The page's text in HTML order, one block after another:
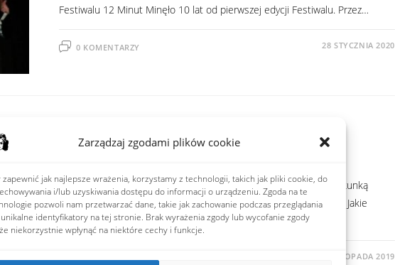
Zarządzaj zgodami plików cookie
zapewnić jak najlepsze wrażenia, korzystamy z technologii, takich jak pliki cookie, do
i/lub uzyskiwania dostępu do informacji o urządzeniu. Zgoda na te
pozwoli nam przetwarzać dane, takie jak zachowanie podczas przeglądania
identyfikatory na tej stronie. Brak wyrażenia zgody lub wycofanie zgody
niekorzystnie wpłynąć na niektóre cechy i funkcje.
Festiwalu 12 Minut Minęło 10 lat od pierwszej edycji Festiwalu. Przez…
0 KOMENTARZY 28 STYCZNIA 2020
Wywiad z prof. Anną Kramek-Klicką, listopad 2019
Wywiad z profesor Anną Kramek-Klicką, pomysłodawczynią i opiekunką
Festiwalu Małych Form Teatralnych 12 Minut. Monika Pawłowska: Jakie
marzenia i plany…
0 KOMENTARZY 25 LISTOPADA 2019